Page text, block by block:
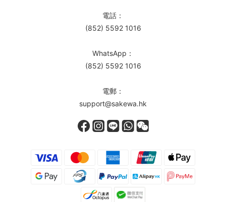
電話：
(852) 5592 1016
WhatsApp：
(852) 5592 1016
電郵：
support@sakewa.hk